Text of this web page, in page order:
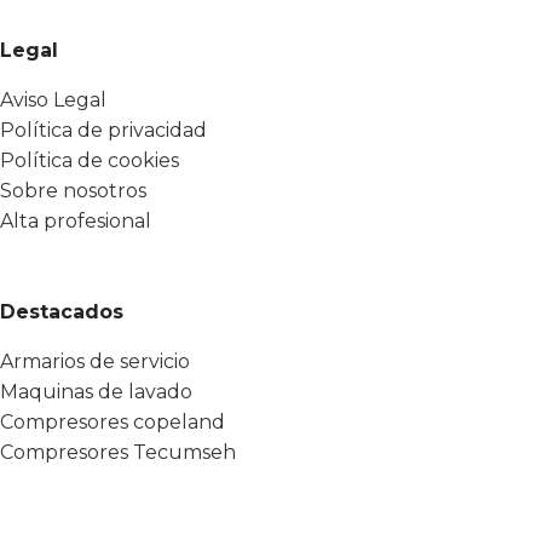
Legal
Aviso Legal
Política de privacidad
Política de cookies
Sobre nosotros
Alta profesional
Destacados
Armarios de servicio
Maquinas de lavado
Compresores copeland
Compresores Tecumseh